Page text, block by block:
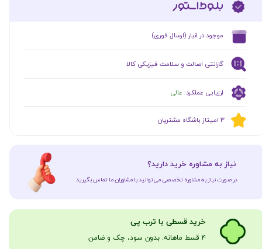
گارانتی اصالت و سلامت فیزیکی کالا
ارزیابی عملکرد: عالی
​موجود در انبار (ارسال فوری)
​​3 امیتاز باشگاه مشتریان
​نیاز به مشاوره خرید دارید؟
در صورت نیاز به مشاوره تخصصی می‌توانید با مشاوران ما تماس بگیرید
​​​خرید قسطی با ترب پی
۴ قسط ماهانه. بدون سود، چک و ضامن​​​​​​​